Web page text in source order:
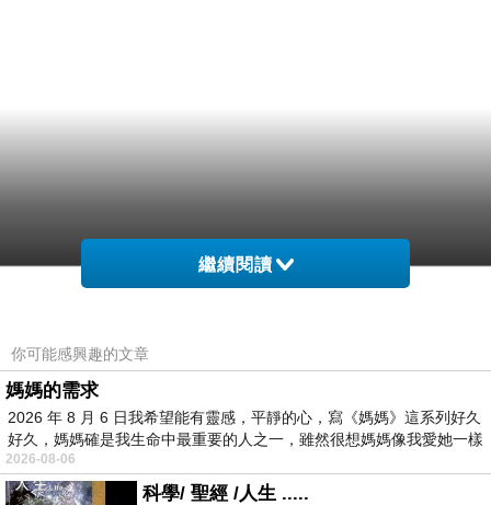
繼續閱讀
你可能感興趣的文章
媽媽的需求
2026 年 8 月 6 日我希望能有靈感，平靜的心，寫《媽媽》這系列好久
好久，媽媽確是我生命中最重要的人之一，雖然很想媽媽像我愛她一樣
2026-08-06
科學/ 聖經 /人生 .....